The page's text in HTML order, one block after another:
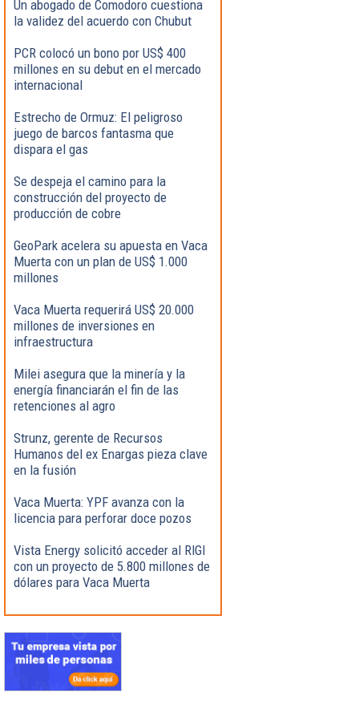
Un abogado de Comodoro cuestiona
la validez del acuerdo con Chubut
PCR colocó un bono por US$ 400
millones en su debut en el mercado
internacional
Estrecho de Ormuz: El peligroso
juego de barcos fantasma que
dispara el gas
Se despeja el camino para la
construcción del proyecto de
producción de cobre
GeoPark acelera su apuesta en Vaca
Muerta con un plan de US$ 1.000
millones
Vaca Muerta requerirá US$ 20.000
millones de inversiones en
infraestructura
Milei asegura que la minería y la
energía financiarán el fin de las
retenciones al agro
Strunz, gerente de Recursos
Humanos del ex Enargas pieza clave
en la fusión
Vaca Muerta: YPF avanza con la
licencia para perforar doce pozos
Vista Energy solicitó acceder al RIGI
con un proyecto de 5.800 millones de
dólares para Vaca Muerta